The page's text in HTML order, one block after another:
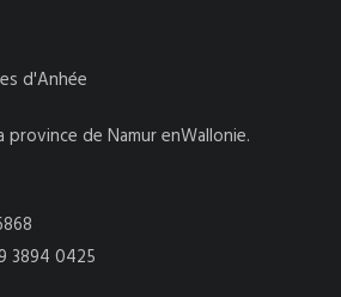
d'Anhée
province de Namur enWallonie.
3894 0425